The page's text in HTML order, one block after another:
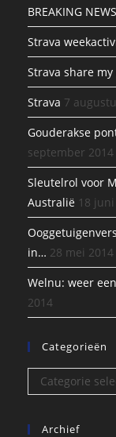
BREAKING NEWS
Strava
Strava share
Strava 7
Gouderakse
september 2014
Sleutelrol voor
Australië 18
in… 28 mei 2014
Welnu: weer
2014
Categorieën
Categorieën
Categorie
Archief